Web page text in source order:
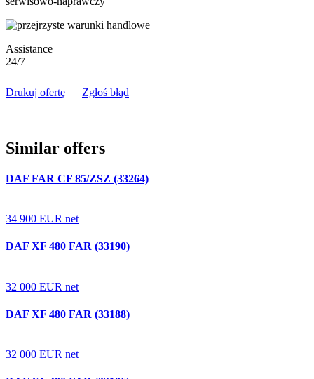
Assistance
24/7
Drukuj ofertę Zgłoś błąd
Similar offers
DAF FAR CF 85/ZSZ (33264)
34 900 EUR net
DAF XF 480 FAR (33190)
32 000 EUR net
DAF XF 480 FAR (33188)
32 000 EUR net